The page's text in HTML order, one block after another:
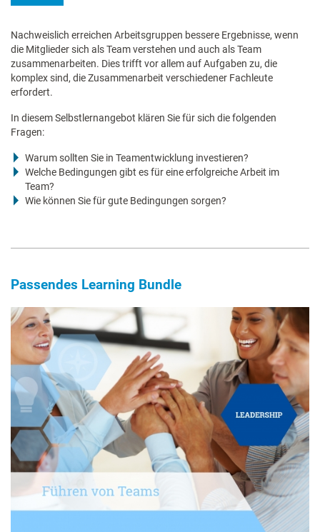
Nachweislich erreichen Arbeitsgruppen bessere Ergebnisse, wenn
die Mitglieder sich als Team verstehen und auch als Team
zusammenarbeiten. Dies trifft vor allem auf Aufgaben zu, die
komplex sind, die Zusammenarbeit verschiedener Fachleute
erfordert.
In diesem Selbstlernangebot klären Sie für sich die folgenden
Fragen:
Warum sollten Sie in Teamentwicklung investieren?
Welche Bedingungen gibt es für eine erfolgreiche Arbeit im
Team?
Wie können Sie für gute Bedingungen sorgen?
Passendes Learning Bundle